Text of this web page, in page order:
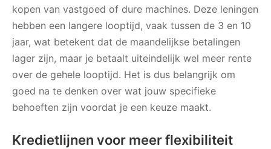
kopen van vastgoed of dure machines. Deze leningen
hebben een langere looptijd, vaak tussen de 3 en 10
jaar, wat betekent dat de maandelijkse betalingen
lager zijn, maar je betaalt uiteindelijk wel meer rente
over de gehele looptijd. Het is dus belangrijk om
goed na te denken over wat jouw specifieke
behoeften zijn voordat je een keuze maakt.
Kredietlijnen voor meer flexibiliteit